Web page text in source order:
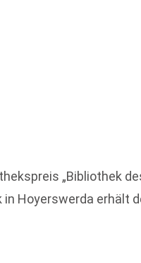
„Bibliothek
Hoyerswerda erhält